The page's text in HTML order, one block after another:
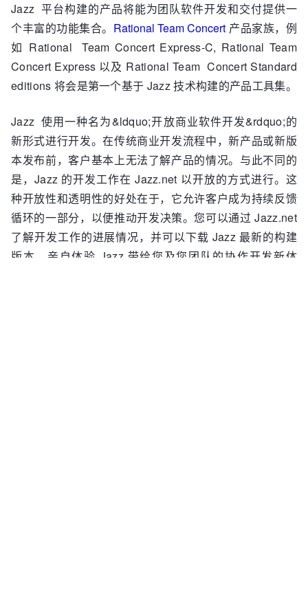
Jazz 平台构建的产品将能为团队软件开发和交付提供一
个丰富的功能集合。 Rational Team Concert 产品家族，例
如 Rational Team Concert Express-C, Rational Team
Concert Express 以及 Rational Team Concert Standard
editions 将会是第一个基于 Jazz 技术构建的产品工具集。
Jazz 使用一种名为&ldquo;开放商业软件开发&rdquo;的
新形式进行开发。在传统商业开发流程中，新产品或新版
本发布前，客户基本上无法了解产品的情况。与此不同的
是，Jazz 的开发工作在 Jazz.net 以开放的方式进行。这
种开放性和透明性的好处在于，它允许客户成为持续反馈
循环的一部分，以便推动开发决策。您可以通过 Jazz.net
了解开发工作的进展情况，并可以下载 Jazz 最新的构建
版本，亲自体验 Jazz 带给您及您团队的协作开发新体